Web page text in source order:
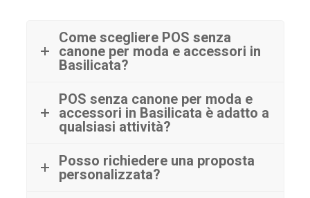
Come scegliere POS senza
canone per moda e accessori in
Basilicata?
POS senza canone per moda e
accessori in Basilicata è adatto a
qualsiasi attività?
Posso richiedere una proposta
personalizzata?